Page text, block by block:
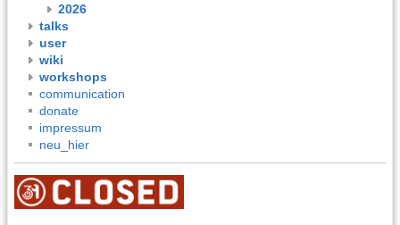
2026
talks
user
wiki
workshops
communication
donate
impressum
neu_hier